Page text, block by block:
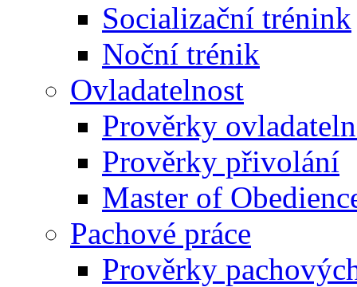
Socializační trénink
Noční trénik
Ovladatelnost
Prověrky
Prověrky přivolání
Master of
Pachové práce
Prověrky